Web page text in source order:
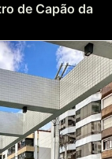
de Capão da